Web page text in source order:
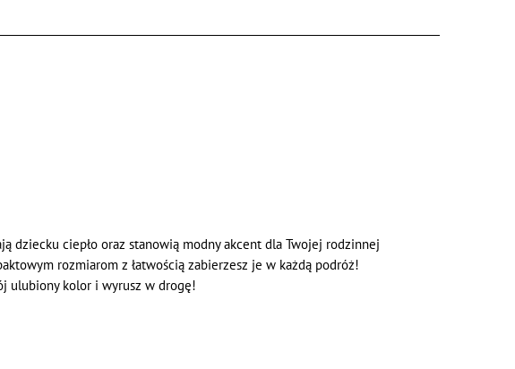
dziecku ciepło oraz stanowią modny akcent dla Twojej rodzinnej
rozmiarom z łatwością zabierzesz je w każdą podróż!
ulubiony kolor i wyrusz w drogę!